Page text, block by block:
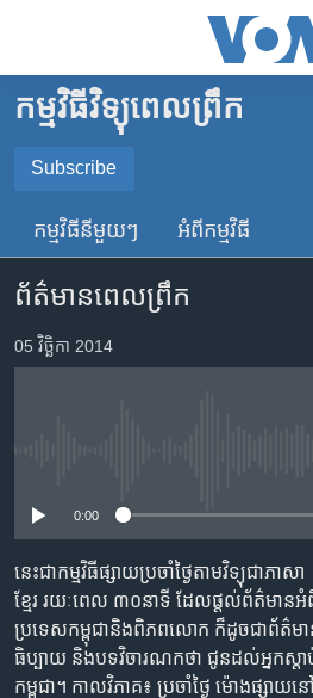
គេហទំព័រ​
ទាក់ទង
រំលង​
ទំព័រ​
ព័ត៌មាន​​
តែ​
ម្តង
រចនា
សម្ព័ន្ធ​
រំលង​
និង​
ចូល​
ទៅ​
កម្ពុជា
អន្តរជាតិ
ចិន
ហេឡូវីអូអេ
កម្ពុជាច្នៃប្រតិដ្ឋ
កម្មវិធីទាំងអស់
Khmer English
បណ្តាញ​សង្គម
កម្មវិធីវិទ្យុពេលព្រឹក
Subscribe
SUBSCRIBE
កម្មវិធី​នីមួយៗ អំពី​កម្មវិធី​
ព័ត៌មានពេលព្រឹក
05 វិច្ឆិកា 2014
0:00
នេះជា​កម្ម​វិធីផ្សាយ​ប្រចាំថ្ងៃ​តាម​វិទ្យុ​ជា​ភាសា​
ខ្មែរ​ រយៈ​ពេល​ ៣០​​នាទី ដែល​ផ្តល់​ព័ត៌មាន​អំ
ប្រទេស​កម្ពុជា​និង​ពិភព​លោក​ ក៏ដូច​​ជា​ព័ត៌ម
ធិប្បាយ​ និង​បទ​​វិចារណកថា​ ជូន​ដល់​អ្នក​ស្តា
កម្ពុជា។ កាល​វិភាគ៖ ប្រចាំ​ថ្ងៃ ម៉ោង​ផ្សាយ​